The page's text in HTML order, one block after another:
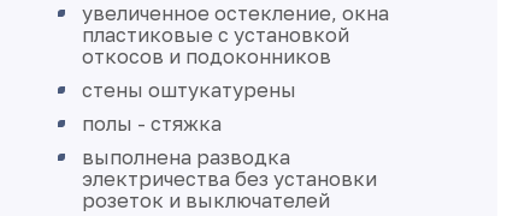
увеличенное остекление, окна
пластиковые с установкой
откосов и подоконников
стены оштукатурены
полы - стяжка
выполнена разводка
электричества без установки
розеток и выключателей